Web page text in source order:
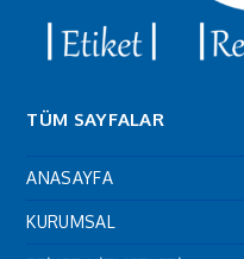
TÜM SAYFALAR
ANASAYFA
KURUMSAL